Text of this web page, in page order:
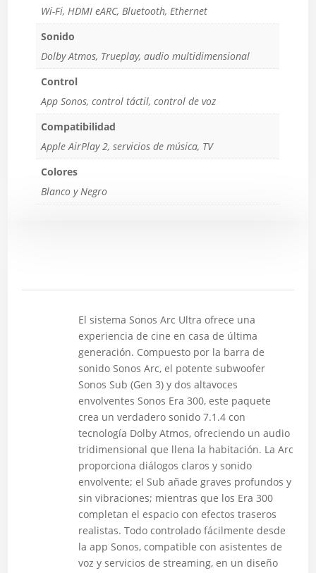
Wi-Fi, HDMI eARC, Bluetooth, Ethernet
Sonido
Dolby Atmos, Trueplay, audio multidimensional
Control
App Sonos, control táctil, control de voz
Compatibilidad
Apple AirPlay 2, servicios de música, TV
Colores
Blanco y Negro
El sistema Sonos Arc Ultra ofrece una
experiencia de cine en casa de última
generación. Compuesto por la barra de
sonido Sonos Arc, el potente subwoofer
Sonos Sub (Gen 3) y dos altavoces
envolventes Sonos Era 300, este paquete
crea un verdadero sonido 7.1.4 con
tecnología Dolby Atmos, ofreciendo un audio
tridimensional que llena la habitación. La Arc
proporciona diálogos claros y sonido
envolvente; el Sub añade graves profundos y
sin vibraciones; mientras que los Era 300
completan el espacio con efectos traseros
realistas. Todo controlado fácilmente desde
la app Sonos, compatible con asistentes de
voz y servicios de streaming, en un diseño